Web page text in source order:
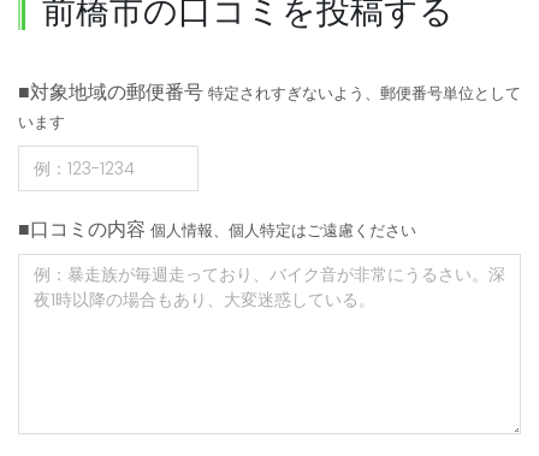
前橋市の口コミを投稿する
■対象地域の郵便番号 特定されすぎないよう、郵便番号単位として
います
■口コミの内容 個人情報、個人特定はご遠慮ください